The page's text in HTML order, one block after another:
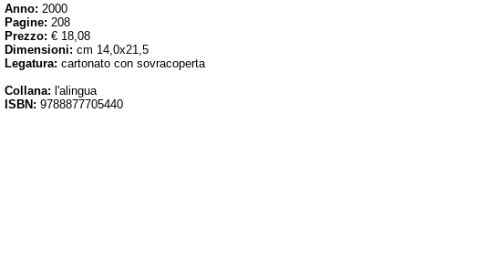
Anno: 2000
Pagine: 208
Prezzo: € 18,08
Dimensioni: cm 14,0x21,5
Legatura: cartonato con sovracoperta
Collana: l'alingua
ISBN: 9788877705440